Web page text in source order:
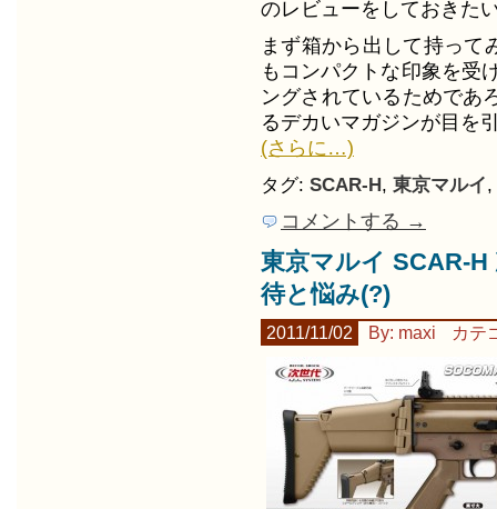
のレビューをしておきた
まず箱から出して持って
もコンパクトな印象を受
ングされているためであ
るデカいマガジンが目を
(さらに…)
タグ: SCAR-H, 東京マルイ,
コメントする →
東京マルイ SCAR-H
待と悩み(?)
2011/11/02 By: maxi カテ